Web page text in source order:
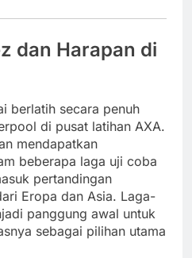
dan Harapan di
berlatih secara penuh
di pusat latihan AXA.
mendapatkan
beberapa laga uji coba
pertandingan
Eropa dan Asia. Laga-
panggung awal untuk
sebagai pilihan utama